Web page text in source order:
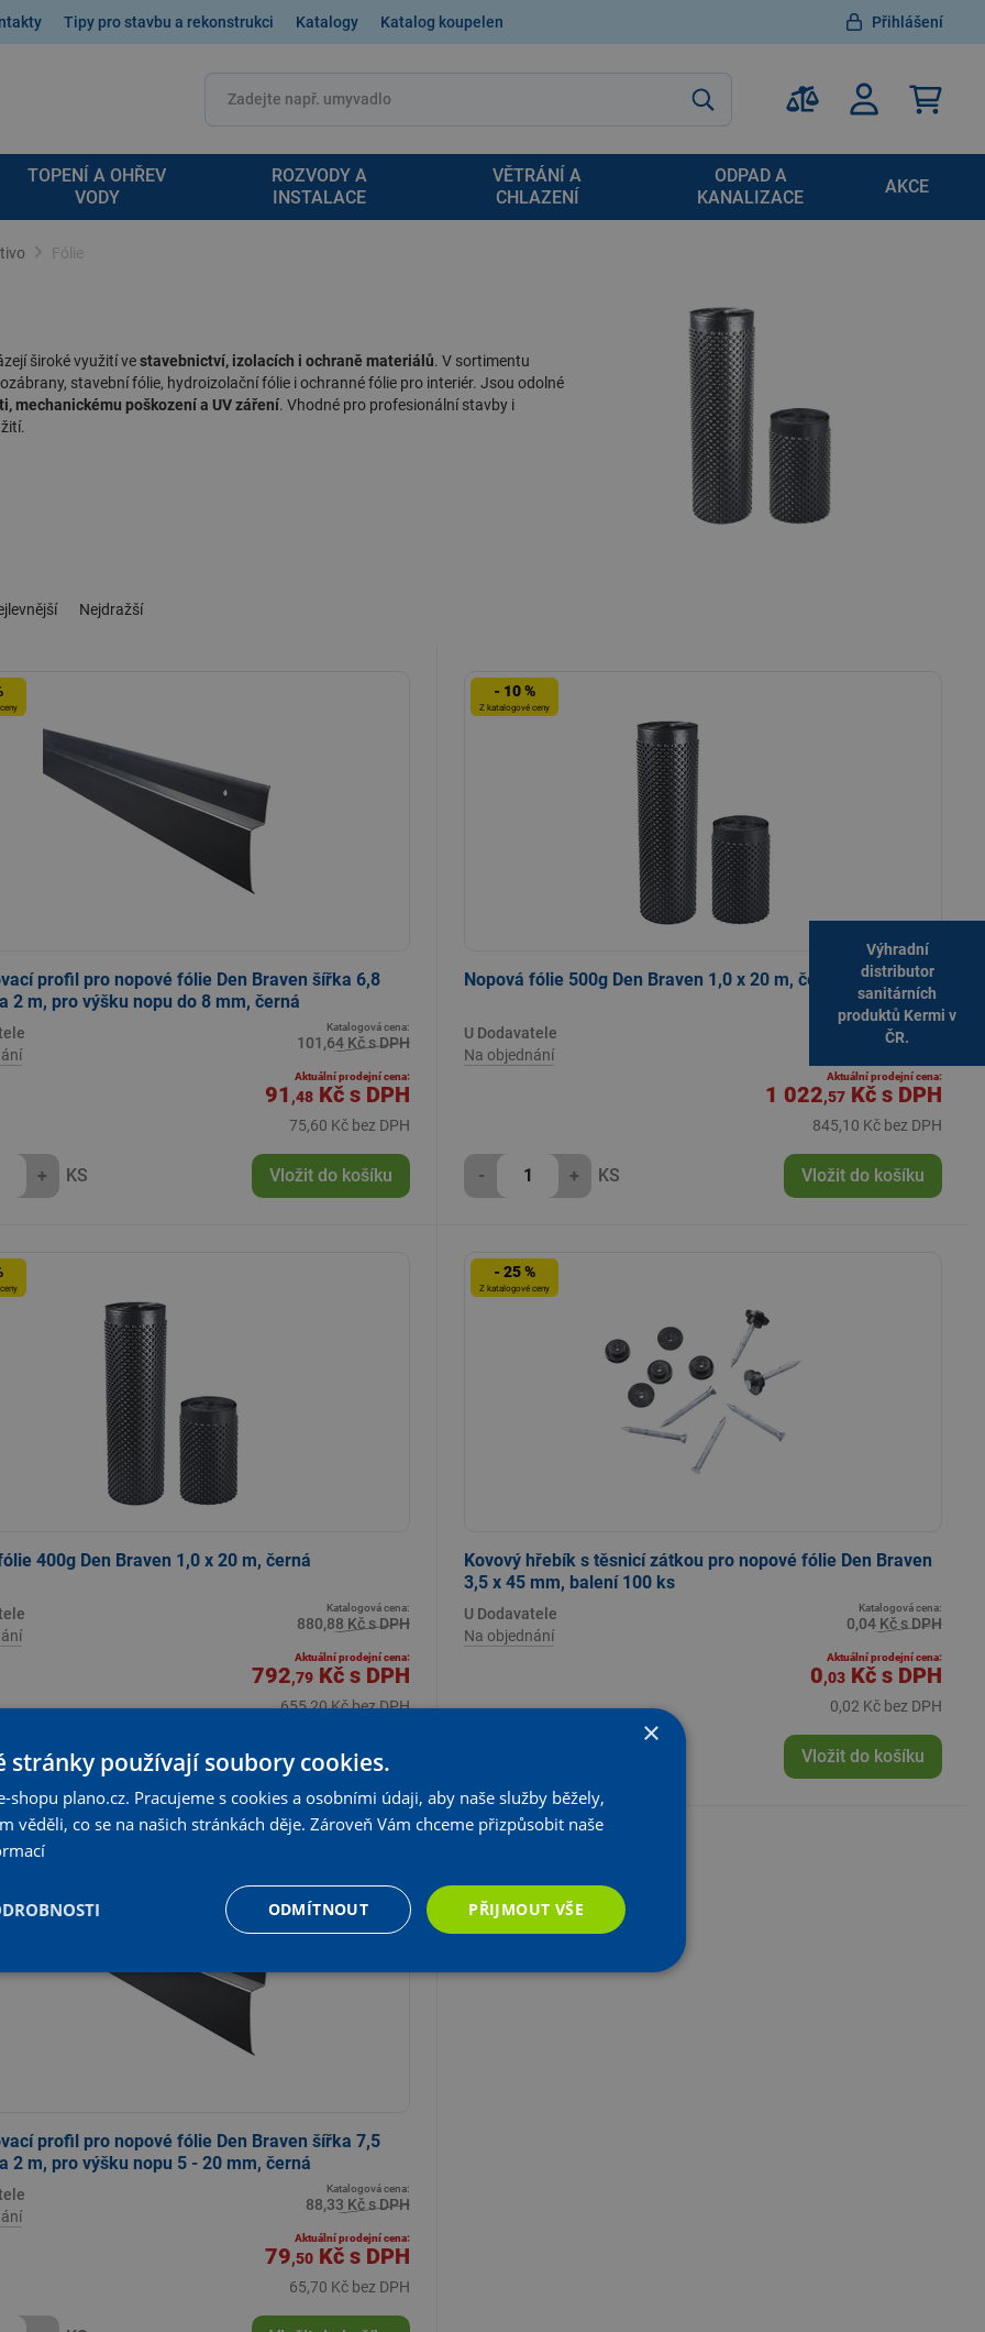
Tipy pro stavbu a rekonstrukci Katalogy Katalog koupelen Přihlášení
TOPENÍ A OHŘEV
VODY
ROZVODY A
INSTALACE
VĚTRÁNÍ A
CHLAZENÍ
ODPAD A
KANALIZACE
AKCE
Fólie
široké využití vestavebnictví, izolacích i ochraně materiálů. V sortimentu
stavební fólie, hydroizolační fólie i ochranné fólie pro interiér. Jsou odolné
mechanickému poškození a UV záření. Vhodné pro profesionální stavby i
Nejdražší
profil pro nopové fólie Den Braven šířka 6,8
2 m, pro výšku nopu do 8 mm, černá
Katalogová cena:
101,64 Kč s DPH
Aktuální prodejní cena:
91 ,48 Kč s DPH
75,60 Kč bez DPH
+ KS Vložit do košíku
- 10 %
Z katalogové ceny
Nopová fólie 500g Den Braven 1,0 x 20 m, černá
U Dodavatele
Na objednání
Katalogová cena:
1 136,19 Kč s DPH
Aktuální prodejní cena:
1 022,57 Kč s DPH
845,10 Kč bez DPH
- + KS Vložit do košíku
400g Den Braven 1,0 x 20 m, černá
Katalogová cena:
880,88 Kč s DPH
Aktuální prodejní cena:
792,79 Kč s DPH
655,20 Kč bez DPH
+ KS Vložit do košíku
- 25 %
Z katalogové ceny
Kovový hřebík s těsnicí zátkou pro nopové fólie Den Braven
3,5 x 45 mm, balení 100 ks
U Dodavatele
Na objednání
Katalogová cena:
0,04 Kč s DPH
Aktuální prodejní cena:
0,03 Kč s DPH
0,02 Kč bez DPH
Vložit do košíku
profil pro nopové fólie Den Braven šířka 7,5
2 m, pro výšku nopu 5 - 20 mm, černá
Katalogová cena:
88,33 Kč s DPH
Aktuální prodejní cena:
79,50 Kč s DPH
65,70 Kč bez DPH
Výhradní
distributor
sanitárních
produktů Kermi v
ČR.
×
stránky používají soubory cookies.
shopu plano.cz. Pracujeme s cookies a osobními údaji, aby naše služby běžely,
věděli, co se na našich stránkách děje. Zároveň Vám chceme přizpůsobit naše
PŘIJMOUT VŠE
ODMÍTNOUT